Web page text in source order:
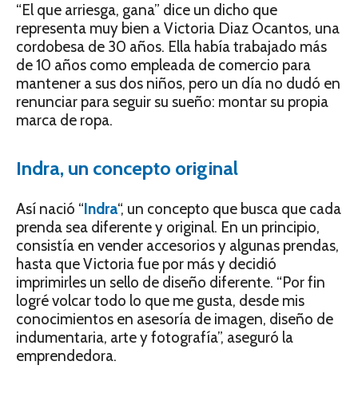
“El que arriesga, gana” dice un dicho que
representa muy bien a Victoria Diaz Ocantos, una
cordobesa de 30 años. Ella había trabajado más
de 10 años como empleada de comercio para
mantener a sus dos niños, pero un día no dudó en
renunciar para seguir su sueño: montar su propia
marca de ropa.
Indra, un concepto original
Así nació “Indra“, un concepto que busca que cada
prenda sea diferente y original. En un principio,
consistía en vender accesorios y algunas prendas,
hasta que Victoria fue por más y decidió
imprimirles un sello de diseño diferente. “Por fin
logré volcar todo lo que me gusta, desde mis
conocimientos en asesoría de imagen, diseño de
indumentaria, arte y fotografía”, aseguró la
emprendedora.